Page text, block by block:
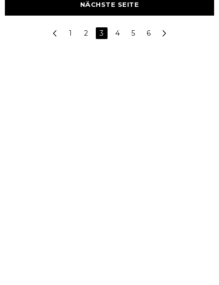
NÄCHSTE SEITE
1 2 3 4 5 6